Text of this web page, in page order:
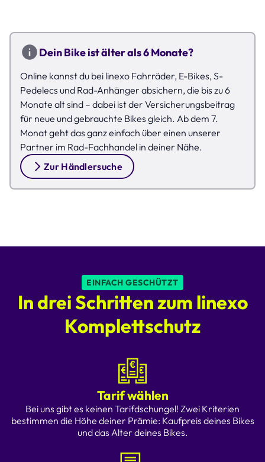
Dein Bike ist älter als 6 Monate?
Online kannst du bei linexo Fahrräder, E-Bikes, S-
Pedelecs und Rad-Anhänger absichern, die bis zu 6
Monate alt sind – dabei ist der Versicherungsbeitrag
für neue und gebrauchte Bikes gleich. Ab dem 7.
Monat geht das ganz einfach über einen unserer
Partner im Rad-Fachhandel in deiner Nähe.
Zur Händlersuche
EINFACH GESCHÜTZT
In drei Schritten zum linexo
Komplettschutz
Tarif wählen
Bei uns gibt es keinen Tarifdschungel! Zwei Kriterien
bestimmen die Höhe deiner Prämie: Kaufpreis deines Bikes
und das Alter deines Bikes.